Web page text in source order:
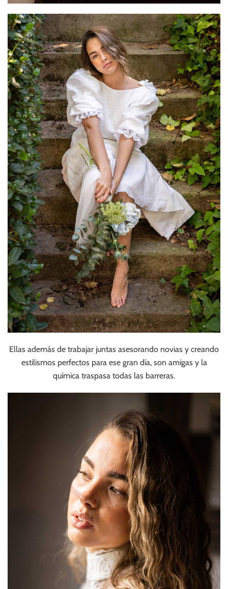
Ellas además de trabajar juntas asesorando novias y creando
estilismos perfectos para ese gran día, son amigas y la
química traspasa todas las barreras.